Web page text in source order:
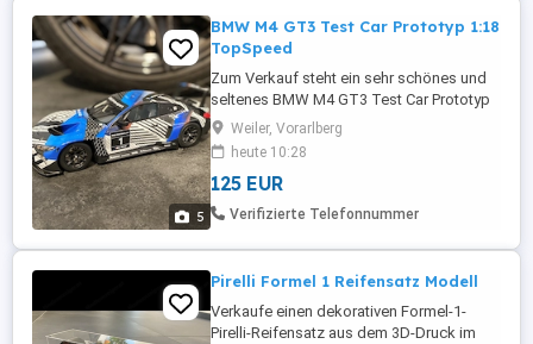
5
BMW M4 GT3 Test Car Prototyp 1:18
TopSpeed
Zum Verkauf steht ein sehr schönes und
seltenes BMW M4 GT3 Test Car Prototyp
im Maßstab 1:18 von TopSpeed Models.
Das Modell ist hochwertig verarbeitet und
ein echtes Highlight für BMW- und
Motorsport-Sammler. Die Test-Car-
Version ist deutlich seltener als die
besonders ...
Weiler, Vorarlberg
heute 10:28
125 EUR
Verifizierte Telefonnummer
Pirelli Formel 1 Reifensatz Modell
Verkaufe einen dekorativen Formel-1-
Pirelli-Reifensatz aus dem 3D-Druck im